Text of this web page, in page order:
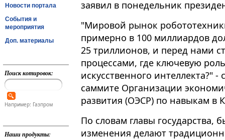
Новости портала
События и
мероприятия
Доп. материалы
Поиск котировок:
Например: Газпром
Наши продукты:
заявил в понедельник
"Мировой рынок
примерно в 100 миллиардов
25 триллионов, и перед нами
процессами, где ключевую
искусственного интеллекта?"
саммите Организации
развития (ОЭСР) по навыкам в
По словам главы государства,
изменения делают